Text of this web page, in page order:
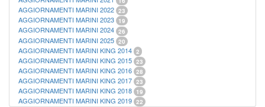
AGGIORNAMENTI MARINI 2022 23
AGGIORNAMENTI MARINI 2023 19
AGGIORNAMENTI MARINI 2024 26
AGGIORNAMENTI MARINI 2025 20
AGGIORNAMENTI MARINI KING 2014 2
AGGIORNAMENTI MARINI KING 2015 23
AGGIORNAMENTI MARINI KING 2016 28
AGGIORNAMENTI MARINI KING 2017 23
AGGIORNAMENTI MARINI KING 2018 19
AGGIORNAMENTI MARINI KING 2019 22